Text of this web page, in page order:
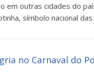
em outras cidades do
símbolo nacional
no Carnaval do